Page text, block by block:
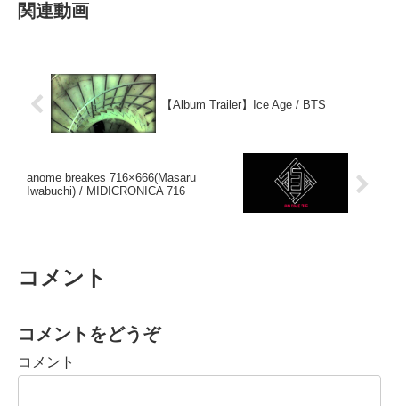
関連動画
【Album Trailer】Ice Age / BTS
anome breakes 716×666(Masaru
Iwabuchi) / MIDICRONICA 716
コメント
コメントをどうぞ
コメント